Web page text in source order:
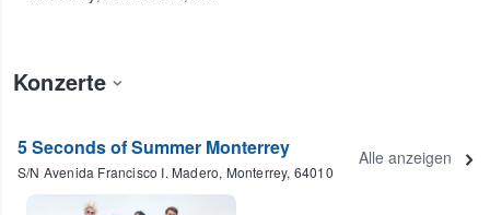
Konzerte
5 Seconds of Summer Monterrey
S/N Avenida Francisco I. Madero, Monterrey, 64010
Alle anzeigen